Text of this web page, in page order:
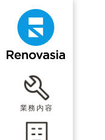
業務内容